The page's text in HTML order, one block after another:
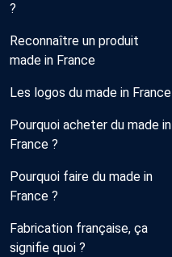
?
Reconnaître un produit
made in France
Les logos du made in France
Pourquoi acheter du made in
France ?
Pourquoi faire du made in
France ?
Fabrication française, ça
signifie quoi ?